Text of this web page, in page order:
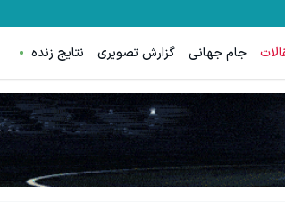
جام جهانی گزارش تصویری نتایج زنده